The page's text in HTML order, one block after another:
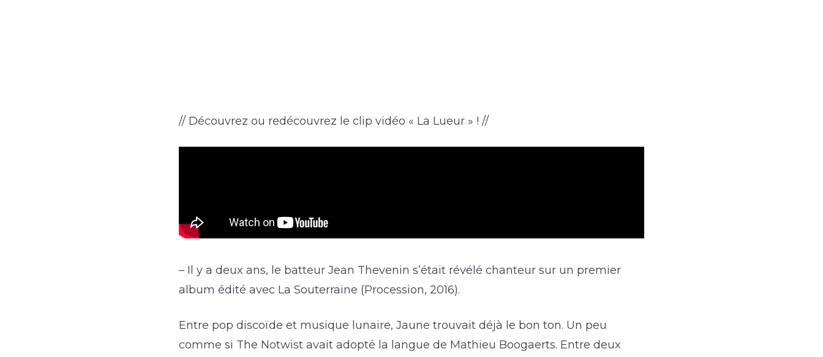
// Découvrez ou redécouvrez le clip vidéo « La Lueur » ! //
– Il y a deux ans, le batteur Jean Thevenin s’était révélé chanteur sur un premier
album édité avec La Souterraine (Procession, 2016).
Entre pop discoïde et musique lunaire, Jaune trouvait déjà le bon ton. Un peu
comme si The Notwist avait adopté la langue de Mathieu Boogaerts. Entre deux